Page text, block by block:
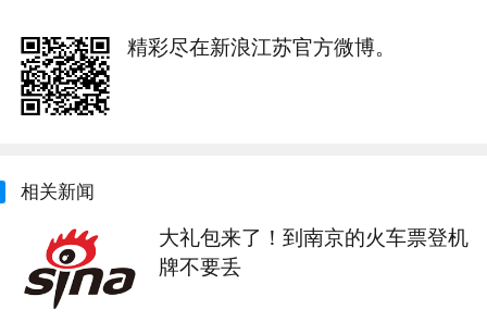
精彩尽在新浪江苏官方微博。
相关新闻
大礼包来了！到南京的火车票登机
牌不要丢